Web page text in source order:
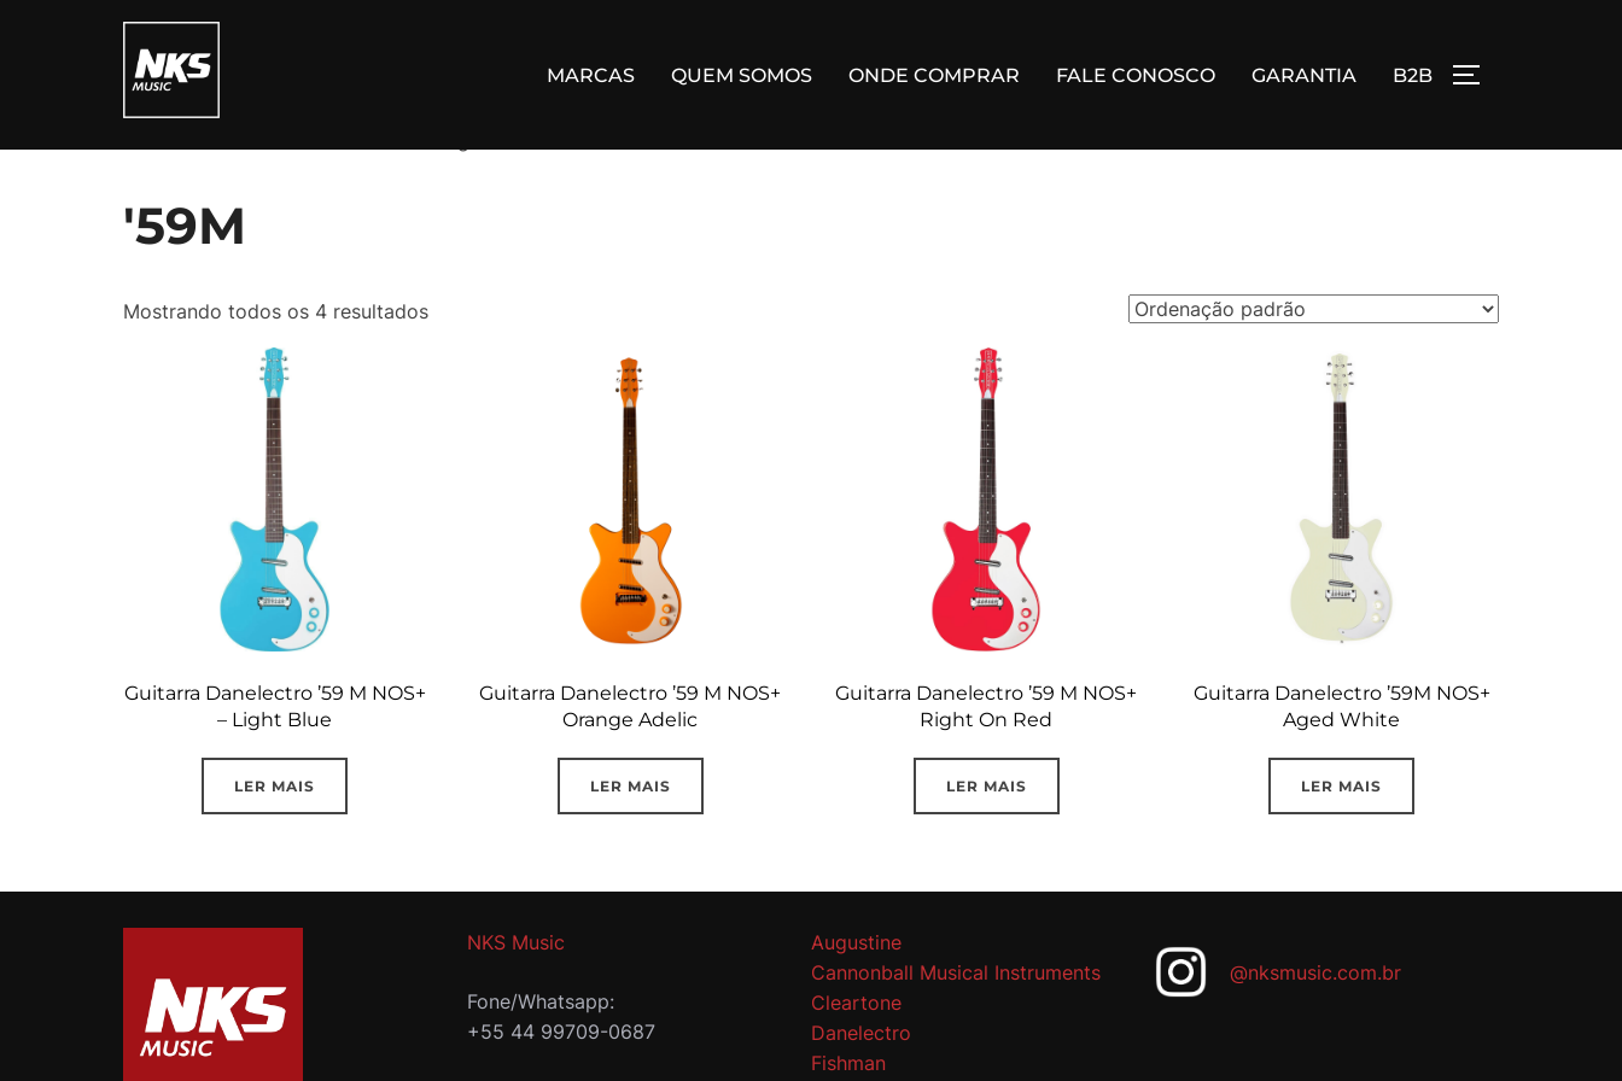
MARCAS QUEM SOMOS ONDE COMPRAR FALE CONOSCO GARANTIA B2B ALTERNAR
'59M
Mostrando todos os 4 resultados
Guitarra Danelectro ’59 M NOS+
– Light Blue
LER MAIS
Guitarra Danelectro ’59 M NOS+
Orange Adelic
LER MAIS
Guitarra Danelectro ’59 M NOS+
Right On Red
LER MAIS
Guitarra Danelectro ’59M NOS+
Aged White
LER MAIS
NKS Music
Fone/Whatsapp:
+55 44 99709-0687
Augustine
Cannonball Musical Instruments
Cleartone
Danelectro
Fishman
@nksmusic.com.br